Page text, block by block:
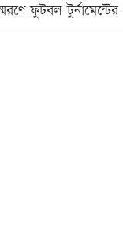
টুর্নামেন্টের ৬ষ্ঠ